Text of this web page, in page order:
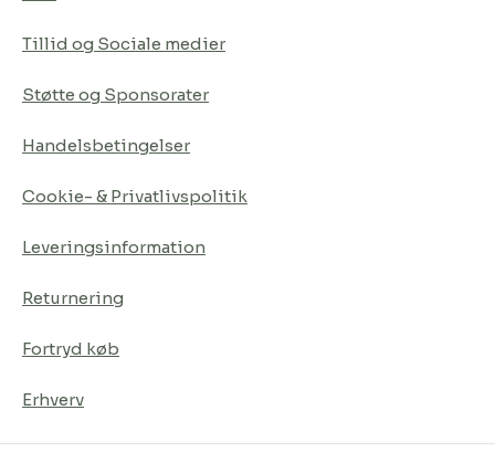
Tillid og Sociale medier
Støtte og Sponsorater
Handelsbetingelser
Cookie- & Privatlivspolitik
Leveringsinformation
Returnering
Fortryd køb
Erhverv